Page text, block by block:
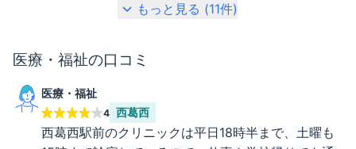
もっと見る (11件)
医療・福祉の口コミ
医療・福祉
4 西葛西
西葛西駅前のクリニックは平日18時半まで、土曜も